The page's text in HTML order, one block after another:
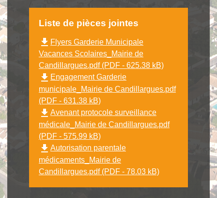
Liste de pièces jointes
file_download Flyers Garderie Municipale
Vacances Scolaires_Mairie de
Candillargues.pdf (PDF - 625.38 kB)
file_download Engagement Garderie
municipale_Mairie de Candillargues.pdf
(PDF - 631.38 kB)
file_download Avenant protocole surveillance
médicale_Mairie de Candillargues.pdf
(PDF - 575.99 kB)
file_download Autorisation parentale
médicaments_Mairie de
Candillargues.pdf (PDF - 78.03 kB)